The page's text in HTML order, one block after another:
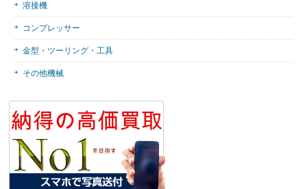
溶接機
コンプレッサー
金型・ツーリング・工具
その他機械